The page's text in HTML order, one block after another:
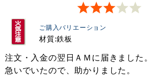
ご購入バリエーション
材質:鉄板
注文・入金の翌日ＡＭに届きました。
急いでいたので、助かりました。